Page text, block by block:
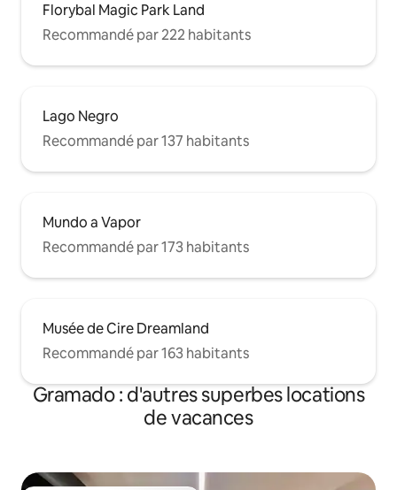
Florybal Magic Park Land
Recommandé par 222 habitants
Lago Negro
Recommandé par 137 habitants
Mundo a Vapor
Recommandé par 173 habitants
Musée de Cire Dreamland
Recommandé par 163 habitants
Gramado : d'autres superbes locations
de vacances